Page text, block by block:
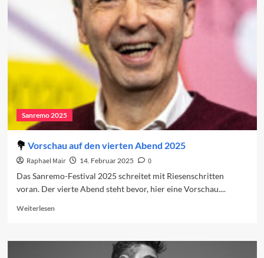
Sanremo 2025
Vorschau auf den vierten Abend 2025
Raphael Mair 14. Februar 2025
0
Das Sanremo-Festival 2025 schreitet mit Riesenschritten
voran. Der vierte Abend steht bevor, hier eine Vorschau....
WeiterlesenRead
Vorschau